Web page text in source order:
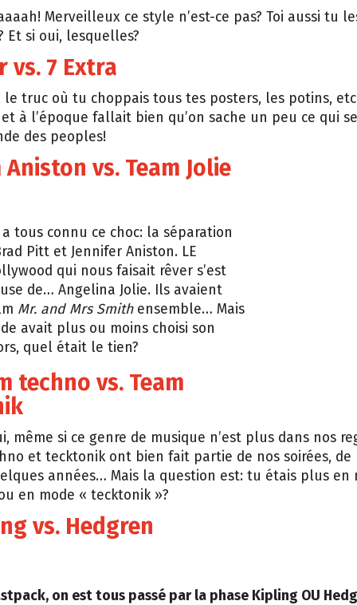
Merveilleux ce style n’est-ce pas? Toi aussi tu
Et si oui, lesquelles?
vs. 7 Extra
le truc où tu choppais tous tes posters, les potins,
à l’époque fallait bien qu’on sache un peu ce qui
des peoples!
Aniston vs. Team Jolie
a tous connu ce choc: la séparation
Pitt et Jennifer Aniston. LE
qui nous faisait rêver s’est
de… Angelina Jolie. Ils avaient
Mr. and Mrs Smithensemble… Mais
avait plus ou moins choisi son
quel était le tien?
techno vs. Team
même si ce genre de musique n’est plus dans nos
et tecktonik ont bien fait partie de nos soirées, de
années… Mais la question est: tu étais plus en
en mode « tecktonik »?
vs. Hedgren
on est tous passé par la phase Kipling OU